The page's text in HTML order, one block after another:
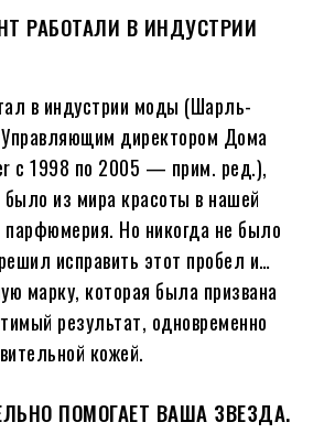
РАБОТАЛИ В ИНДУСТРИИ
в индустрии моды (Шарль-
директором Дома
с 1998 по 2005 — прим. ред.),
из мира красоты в нашей
парфюмерия. Но никогда не было
исправить этот пробел и…
марку, которая была призвана
результат, одновременно
кожей.
ПОМОГАЕТ ВАША ЗВЕЗДА.